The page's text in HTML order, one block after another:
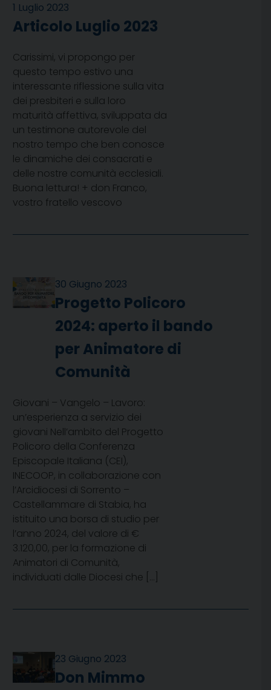
1 Luglio 2023
Articolo Luglio 2023
Carissimi, vi propongo per
questo tempo estivo una
interessante riflessione sulla vita
dei presbiteri e sulla loro
maturità affettiva, sviluppata da
un testimone autorevole del
nostro tempo che ben conosce
le dinamiche dei consacrati e
delle nostre comunità ecclesiali.
Buona lettura! + don Franco,
vostro fratello vescovo
30 Giugno 2023
Progetto Policoro
2024: aperto il bando
per Animatore di
Comunità
Giovani – Vangelo – Lavoro:
un’esperienza a servizio dei
giovani Nell’ambito del Progetto
Policoro della Conferenza
Episcopale Italiana (CEI),
INECOOP, in collaborazione con
l’Arcidiocesi di Sorrento –
Castellammare di Stabia, ha
istituito una borsa di studio per
l’anno 2024, del valore di €
3.120,00, per la formazione di
Animatori di Comunità,
individuati dalle Diocesi che […]
23 Giugno 2023
Don Mimmo